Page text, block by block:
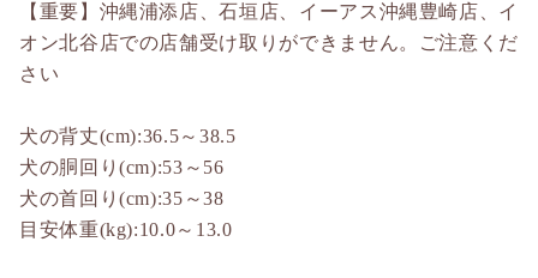
【重要】沖縄浦添店、石垣店、イーアス沖縄豊崎店、イ
オン北谷店での店舗受け取りができません。ご注意くだ
さい
犬の背丈(cm):36.5～38.5
犬の胴回り(cm):53～56
犬の首回り(cm):35～38
目安体重(kg):10.0～13.0